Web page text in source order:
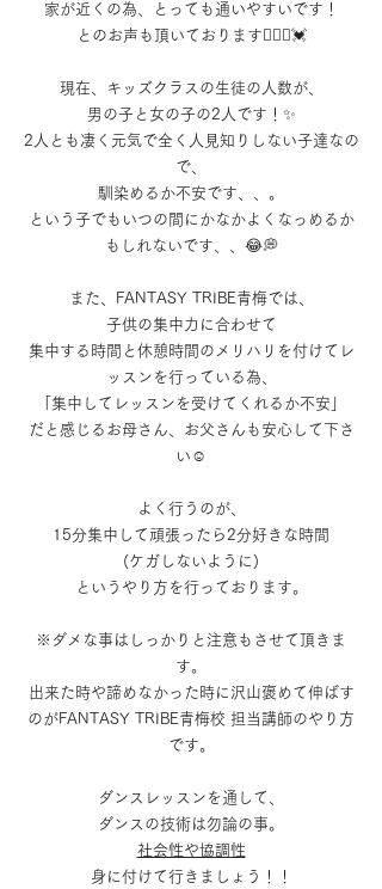
家が近くの為、とっても通いやすいです！
とのお声も頂いております🙆🏻‍♀️💓
現在、キッズクラスの生徒の人数が、
男の子と女の子の2人です！✨
2人とも凄く元気で全く人見知りしない子達なの
で、
馴染めるか不安です、、。
という子でもいつの間にかなかよくなっめるか
もしれないです、、😂💭
また、FANTASY TRIBE青梅では、
子供の集中力に合わせて
集中する時間と休憩時間のメリハリを付けてレ
ッスンを行っている為、
「集中してレッスンを受けてくれるか不安」
だと感じるお母さん、お父さんも安心して下さ
い☺️
よく行うのが、
15分集中して頑張ったら2分好きな時間
(ケガしないように)
というやり方を行っております。
※ダメな事はしっかりと注意もさせて頂きま
す。
出来た時や諦めなかった時に沢山褒めて伸ばす
のがFANTASY TRIBE青梅校 担当講師のやり方
です。
ダンスレッスンを通して、
ダンスの技術は勿論の事。
社会性や協調性
身に付けて行きましょう！！